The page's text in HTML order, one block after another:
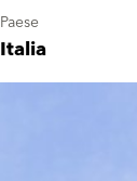
Paese
Italia